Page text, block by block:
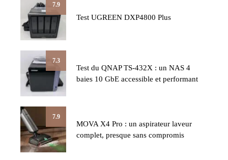
7.9
Test UGREEN DXP4800 Plus
7.3
Test du QNAP TS-432X : un NAS 4
baies 10 GbE accessible et performant
7.9
MOVA X4 Pro : un aspirateur laveur
complet, presque sans compromis